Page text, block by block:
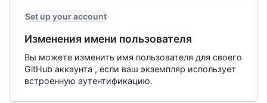
Set up your account
Изменения имени пользователя
Вы можете изменить имя пользователя для своего
GitHub аккаунта , если ваш экземпляр использует
встроенную аутентификацию.